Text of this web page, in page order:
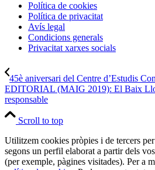
Política de cookies
Política de privacitat
Avís legal
Condicions generals
Privacitat xarxes socials
45è aniversari del Centre d’Estudis
EDITORIAL (MAIG 2019): El Baix
responsable
Scroll to top
Utilitzem cookies pròpies i de tercers
segons un perfil elaborat a partir dels
(per exemple, pàgines visitades). Per a